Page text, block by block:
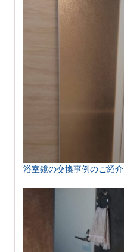
浴室鏡の交換事例のご紹介